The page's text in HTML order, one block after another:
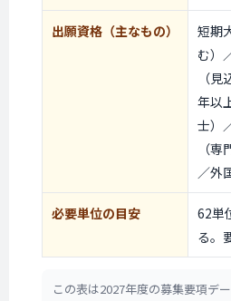
出願資格 （主なもの）
短期
む）
（
年以
士）
（
／外
必要単位の目安
62単
る。
この表は2027年度の募集要項デ